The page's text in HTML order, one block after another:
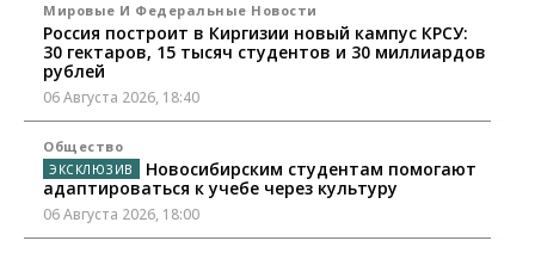
Мировые И Федеральные Новости
Россия построит в Киргизии новый кампус КРСУ:
30 гектаров, 15 тысяч студентов и 30 миллиардов
рублей
06 Августа 2026, 18:40
Общество
Новосибирским студентам помогают
адаптироваться к учебе через культуру
06 Августа 2026, 18:00